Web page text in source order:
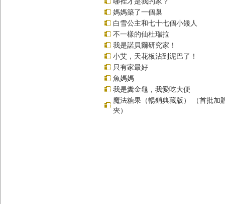
媽媽築了一個巢
白雪公主和七十七個小矮人
不一樣的仙杜瑞拉
我是諾貝爾研究家！
小艾，天花板沾到泥巴了！
只有家最好
魚媽媽
我是糞金龜，我愛吃大便
魔法糖果（暢銷典藏版） （首批加
夾）